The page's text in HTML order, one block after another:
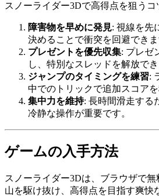
スノーライダー3Dで高得点を狙うコ
障害物を早めに発見: 視線を先
決めることで衝突を回避できま
プレゼントを優先収集: プレゼ
し、特別なスレッドを解放でき
ジャンプのタイミングを練習:
中でのトリックで追加スコアを
集中力を維持: 長時間滑走する
冷静な操作が重要です。
ゲームの入手方法
スノーライダー3Dは、ブラウザで
山を駆け抜け、高得点を目指す爽快